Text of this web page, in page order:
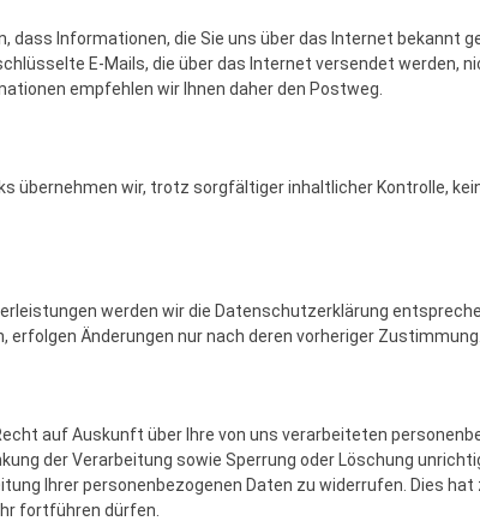
Informationen, die Sie uns über das Internet bekannt
E-Mails, die über das Internet versendet werden,
empfehlen wir Ihnen daher den Postweg.
übernehmen wir, trotz sorgfältiger inhaltlicher Kontrolle,
werden wir die Datenschutzerklärung
Änderungen nur nach deren vorheriger Zustimmung.
auf Auskunft über Ihre von uns verarbeiteten
der Verarbeitung sowie Sperrung oder Löschung
Ihrer personenbezogenen Daten zu widerrufen. Dies hat
fortführen dürfen.